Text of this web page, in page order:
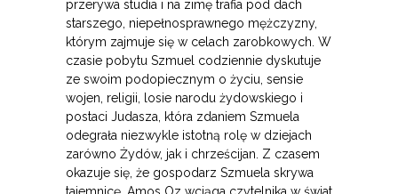
przerywa studia i na zimę trafia pod dach
starszego, niepełnosprawnego mężczyzny,
którym zajmuje się w celach zarobkowych. W
czasie pobytu Szmuel codziennie dyskutuje
ze swoim podopiecznym o życiu, sensie
wojen, religii, losie narodu żydowskiego i
postaci Judasza, która zdaniem Szmuela
odegrała niezwykle istotną rolę w dziejach
zarówno Żydów, jak i chrześcijan. Z czasem
okazuje się, że gospodarz Szmuela skrywa